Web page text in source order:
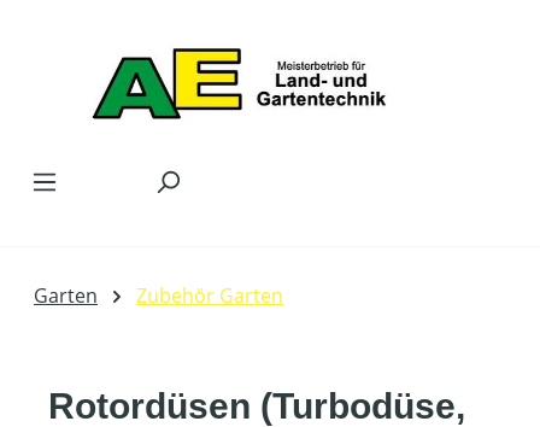
Garten Zubehör Garten
Rotordüsen (Turbodüse,